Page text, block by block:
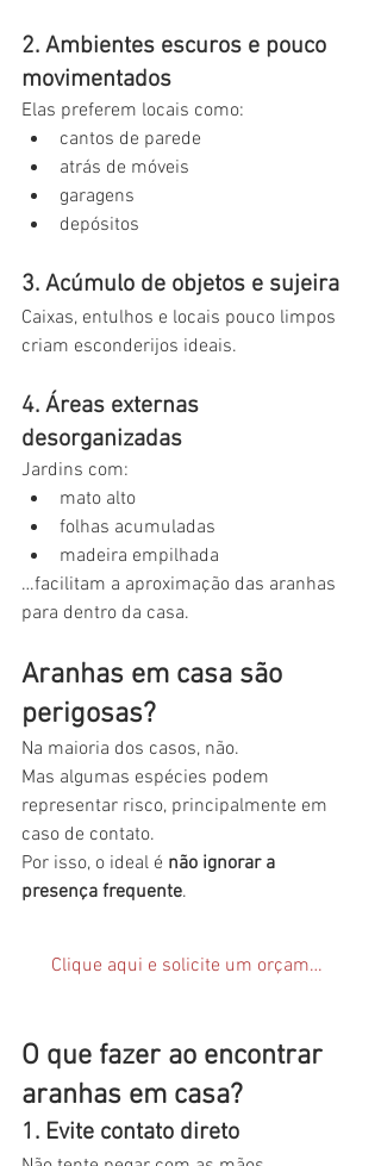
2. Ambientes escuros e pouco
movimentados
Elas preferem locais como:
cantos de parede
atrás de móveis
garagens
depósitos
3. Acúmulo de objetos e sujeira
Caixas, entulhos e locais pouco limpos
criam esconderijos ideais.
4. Áreas externas
desorganizadas
Jardins com:
mato alto
folhas acumuladas
madeira empilhada
…facilitam a aproximação das aranhas
para dentro da casa.
Aranhas em casa são
perigosas?
Na maioria dos casos, não.
Mas algumas espécies podem
representar risco, principalmente em
caso de contato.
Por isso, o ideal é não ignorar a
presença frequente.
Clique aqui e solicite um orçamento
O que fazer ao encontrar
aranhas em casa?
1. Evite contato direto